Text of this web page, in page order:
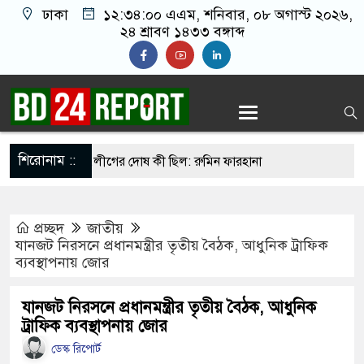
ঢাকা ১২:৩৪:০১ এএম, শনিবার, ০৮ অগাস্ট ২০২৬,
২৪ শ্রাবণ ১৪৩৩ বঙ্গাব্দ
শিরোনাম ::
তাহলে আ.লীগের দোষ কী ছিল: রুমিন ফারহানা
মেসির বাবা
রাত ৯টা থেকে সকাল ৬টা পর্যন্ত হর্ন নিষিদ্ধ
জালে উঠলো ৪৬ মণ ইলিশ, বিক্রি সাড়ে ৪৮ লাখ
প্রচ্ছদ
জাতীয়
যানজট নিরসনে প্রধানমন্ত্রীর তৃতীয় বৈঠক, আধুনিক ট্রাফিক
ব্যবস্থাপনায় জোর
যানজট নিরসনে প্রধানমন্ত্রীর তৃতীয় বৈঠক, আধুনিক
ট্রাফিক ব্যবস্থাপনায় জোর
ডেস্ক রিপোর্ট